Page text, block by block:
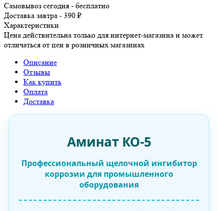
Самовывоз сегодня - бесплатно
Доставка завтра - 390 ₽
Характеристики
Цена действительна только для интернет-магазина и может
отличаться от цен в розничных магазинах
Описание
Отзывы
Как купить
Оплата
Доставка
Аминат КО-5
Профессиональный щелочной ингибитор
коррозии для промышленного
оборудования